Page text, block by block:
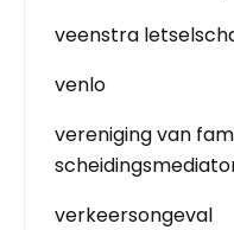
veenstra
venlo
vereniging van
verkeersongeval